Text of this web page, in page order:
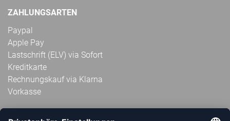
ZAHLUNGSARTEN
Paypal
Apple Pay
Lastschrift (ELV) via Sofort
Kreditkarte
Rechnungskauf via Klarna
Vorkasse